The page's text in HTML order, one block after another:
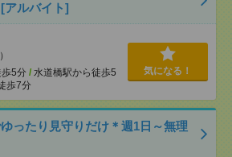
アルバイト]
5分 / 水道橋駅から徒歩5
歩7分
気になる！
ったり見守りだけ＊週1日～無理